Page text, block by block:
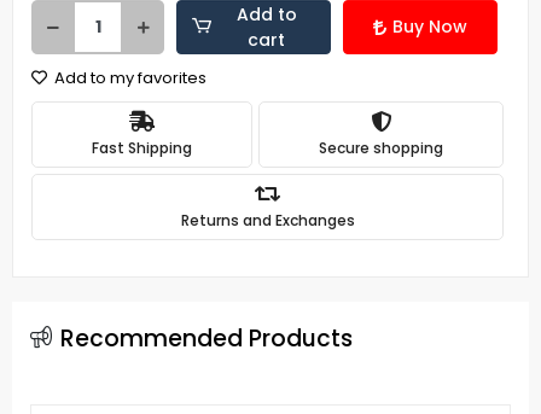
Add to
cart
Buy Now
Add to my favorites
Fast Shipping Secure shopping
Returns and Exchanges
Recommended Products